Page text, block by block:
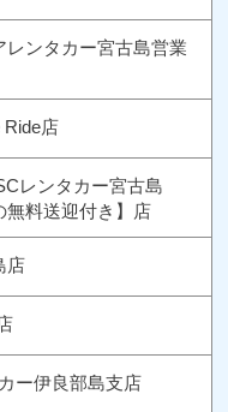
レンタカー宮古島営業
Ride店
レンタカー宮古島
料送迎付き】店
店
ー伊良部島支店